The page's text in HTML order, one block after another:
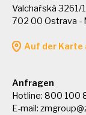
Valchařská 3261/
702 00 Ostrava -
Auf der Karte
Anfragen
Hotline: 800 100
E-mail: